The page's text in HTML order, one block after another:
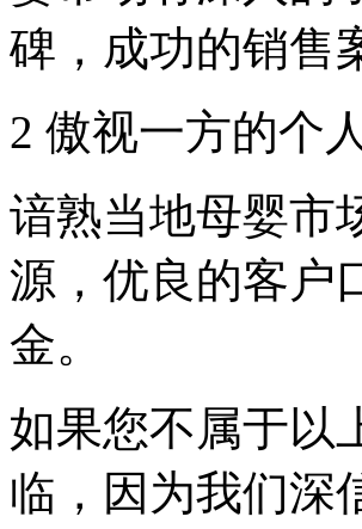
碑，成功的销售
2 傲视一方的个人
谙熟当地母婴市
源，优良的客户
金。
如果您不属于以
临，因为我们深